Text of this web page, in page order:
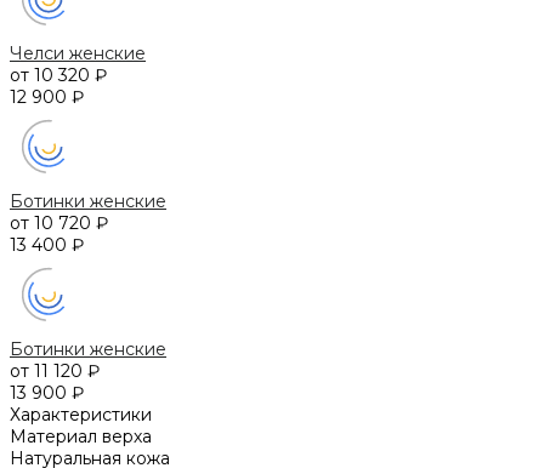
Челси женские
от 10 320 ₽
12 900 ₽
Ботинки женские
от 10 720 ₽
13 400 ₽
Ботинки женские
от 11 120 ₽
13 900 ₽
Характеристики
Материал верха
Натуральная кожа